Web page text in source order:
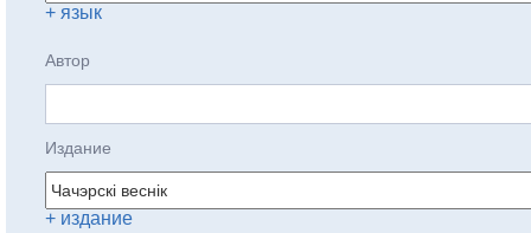
+ язык
Автор
Издание
+ издание